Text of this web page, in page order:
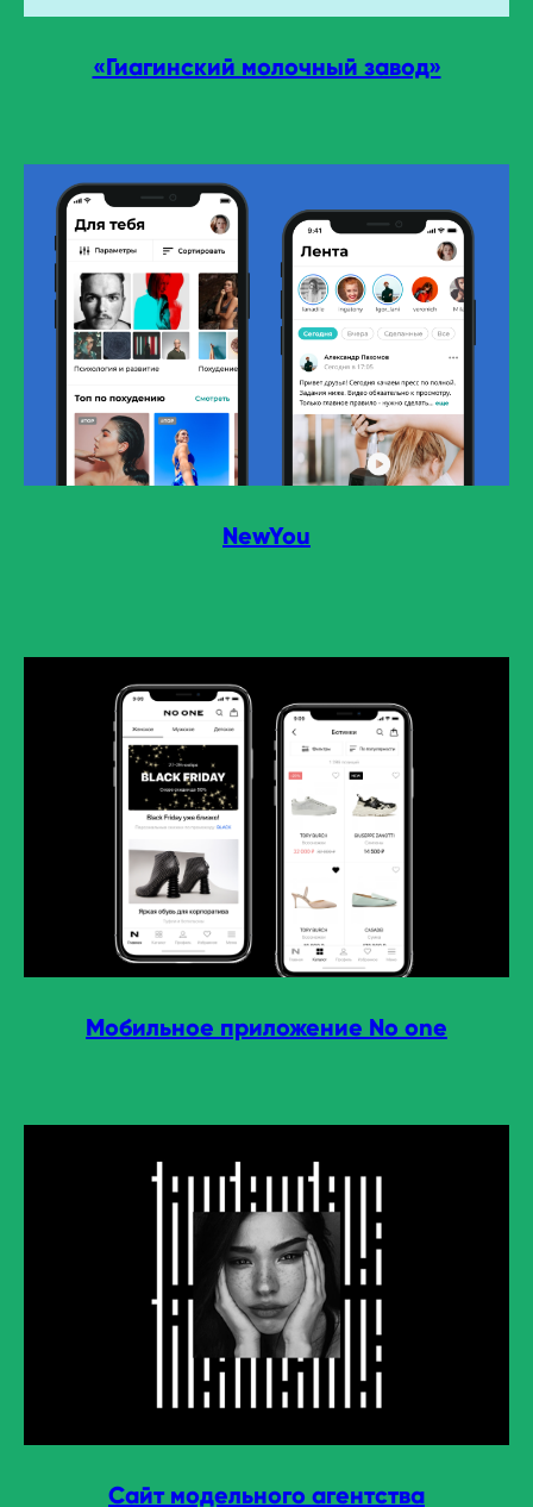
«Гиагинский молочный завод»
NewYou
Мобильное приложение No one
Сайт модельного агентства